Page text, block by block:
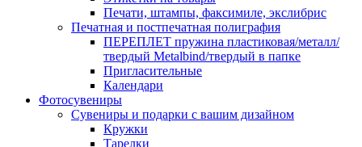
Печати, штампы, факсимиле, экслибрис
Печатная и постпечатная полиграфия
ПЕРЕПЛЕТ пружина пластиковая/металл/
твердый Metalbind/твердый в папке
Пригласительные
Календари
Фотосувениры
Сувениры и подарки с вашим дизайном
Кружки
Тарелки